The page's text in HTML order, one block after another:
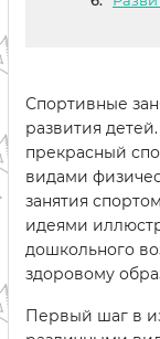
Спортивные
развития
прекрасный
видами
занятия
идеями
дошкольного
здоровому
Первый шаг в